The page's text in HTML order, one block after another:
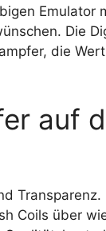
Emulator
Die
die
auf
Coils über